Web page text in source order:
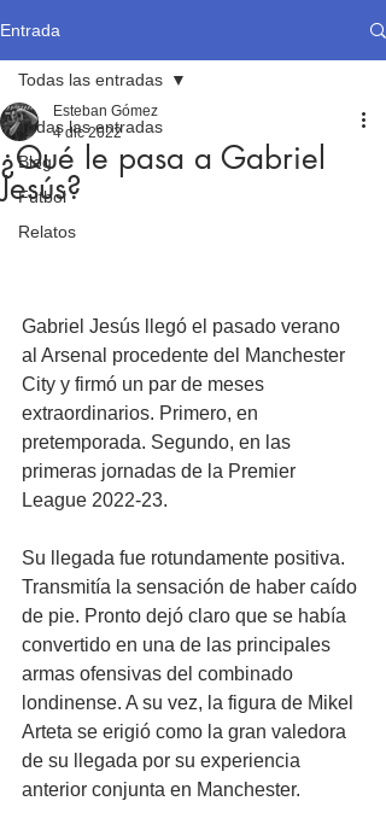
Entrada
Todas las entradas
Blog
Fútbol
Relatos
Todas las entradas
¿Qué le pasa a Gabriel
Jesús?
Esteban Gómez
4 dic 2022
Gabriel Jesús llegó el pasado verano
al Arsenal procedente del Manchester
City y firmó un par de meses
extraordinarios. Primero, en
pretemporada. Segundo, en las
primeras jornadas de la Premier
League 2022-23.
Su llegada fue rotundamente positiva.
Transmitía la sensación de haber caído
de pie. Pronto dejó claro que se había
convertido en una de las principales
armas ofensivas del combinado
londinense. A su vez, la figura de Mikel
Arteta se erigió como la gran valedora
de su llegada por su experiencia
anterior conjunta en Manchester.